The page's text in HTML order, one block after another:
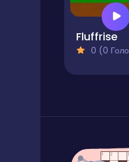
Fluffrise
0 (0 Голосів)